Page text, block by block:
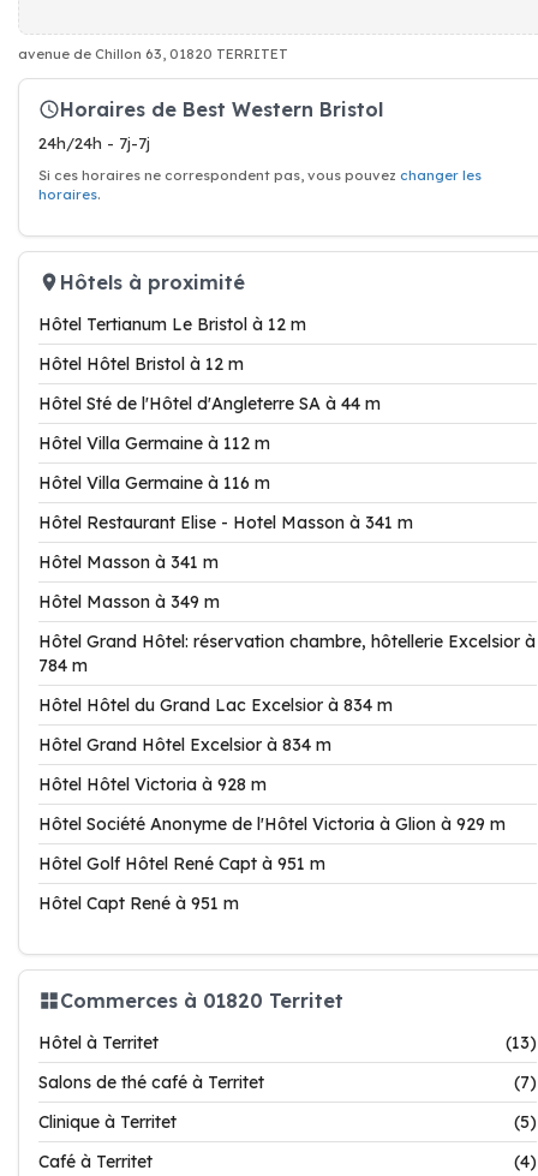
avenue de Chillon 63, 01820 TERRITET
Horaires de Best Western Bristol
24h/24h - 7j-7j
Si ces horaires ne correspondent pas, vous pouvez changer les
horaires.
Hôtels à proximité
Hôtel Tertianum Le Bristol à 12 m
Hôtel Hôtel Bristol à 12 m
Hôtel Sté de l'Hôtel d'Angleterre SA à 44 m
Hôtel Villa Germaine à 112 m
Hôtel Villa Germaine à 116 m
Hôtel Restaurant Elise - Hotel Masson à 341 m
Hôtel Masson à 341 m
Hôtel Masson à 349 m
Hôtel Grand Hôtel: réservation chambre, hôtellerie Excelsior à
784 m
Hôtel Hôtel du Grand Lac Excelsior à 834 m
Hôtel Grand Hôtel Excelsior à 834 m
Hôtel Hôtel Victoria à 928 m
Hôtel Société Anonyme de l'Hôtel Victoria à Glion à 929 m
Hôtel Golf Hôtel René Capt à 951 m
Hôtel Capt René à 951 m
Commerces à 01820 Territet
Hôtel à Territet
(13)
Salons de thé café à Territet
(7)
Clinique à Territet
(5)
Café à Territet
(4)